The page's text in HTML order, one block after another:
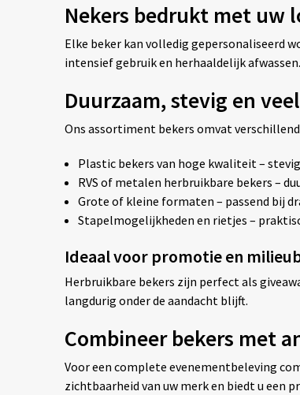
Nekers bedrukt met uw
Elke beker kan volledig gepersonaliseerd
intensief gebruik en herhaaldelijk afwassen.
Duurzaam, stevig en
Ons assortiment bekers omvat
Plastic bekers van hoge kwaliteit –
RVS of metalen herbruikbare bekers –
Grote of kleine formaten – passend bij
Stapelmogelijkheden en rietjes –
Ideaal voor promotie en
Herbruikbare bekers zijn perfect als
langdurig onder de aandacht blijft.
Combineer bekers met
Voor een complete evenementbeleving
zichtbaarheid van uw merk en biedt u een